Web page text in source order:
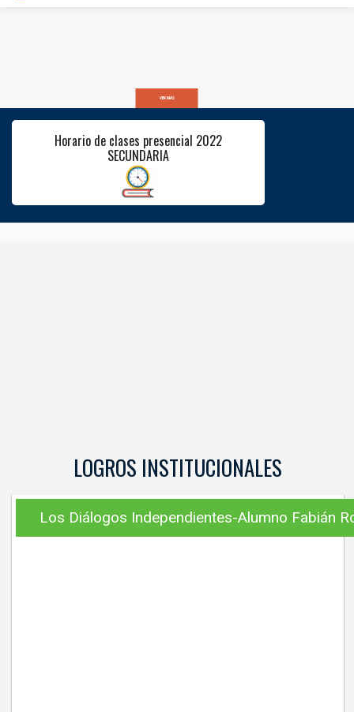
VER MÁS
Horario de clases presencial 2022
SECUNDARIA
LOGROS INSTITUCIONALES
Los Diálogos Independientes-Alumno Fabián